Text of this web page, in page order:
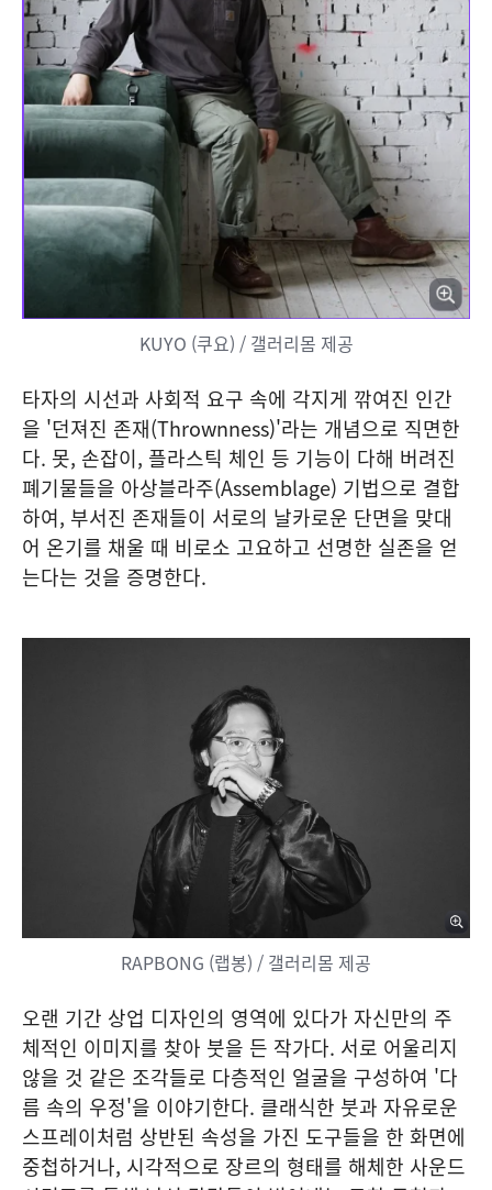
KUYO (쿠요) / 갤러리몸 제공
타자의 시선과 사회적 요구 속에 각지게 깎여진 인간
을 '던져진 존재(Thrownness)'라는 개념으로 직면한
다. 못, 손잡이, 플라스틱 체인 등 기능이 다해 버려진
폐기물들을 아상블라주(Assemblage) 기법으로 결합
하여, 부서진 존재들이 서로의 날카로운 단면을 맞대
어 온기를 채울 때 비로소 고요하고 선명한 실존을 얻
는다는 것을 증명한다.
RAPBONG (랩봉) / 갤러리몸 제공
오랜 기간 상업 디자인의 영역에 있다가 자신만의 주
체적인 이미지를 찾아 붓을 든 작가다. 서로 어울리지
않을 것 같은 조각들로 다층적인 얼굴을 구성하여 '다
름 속의 우정'을 이야기한다. 클래식한 붓과 자유로운
스프레이처럼 상반된 속성을 가진 도구들을 한 화면에
중첩하거나, 시각적으로 장르의 형태를 해체한 사운드